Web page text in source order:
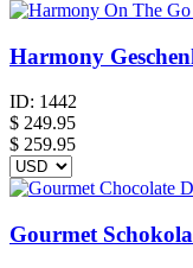
Harmony
ID: 1442
$ 249.95
$ 259.95
Gourmet